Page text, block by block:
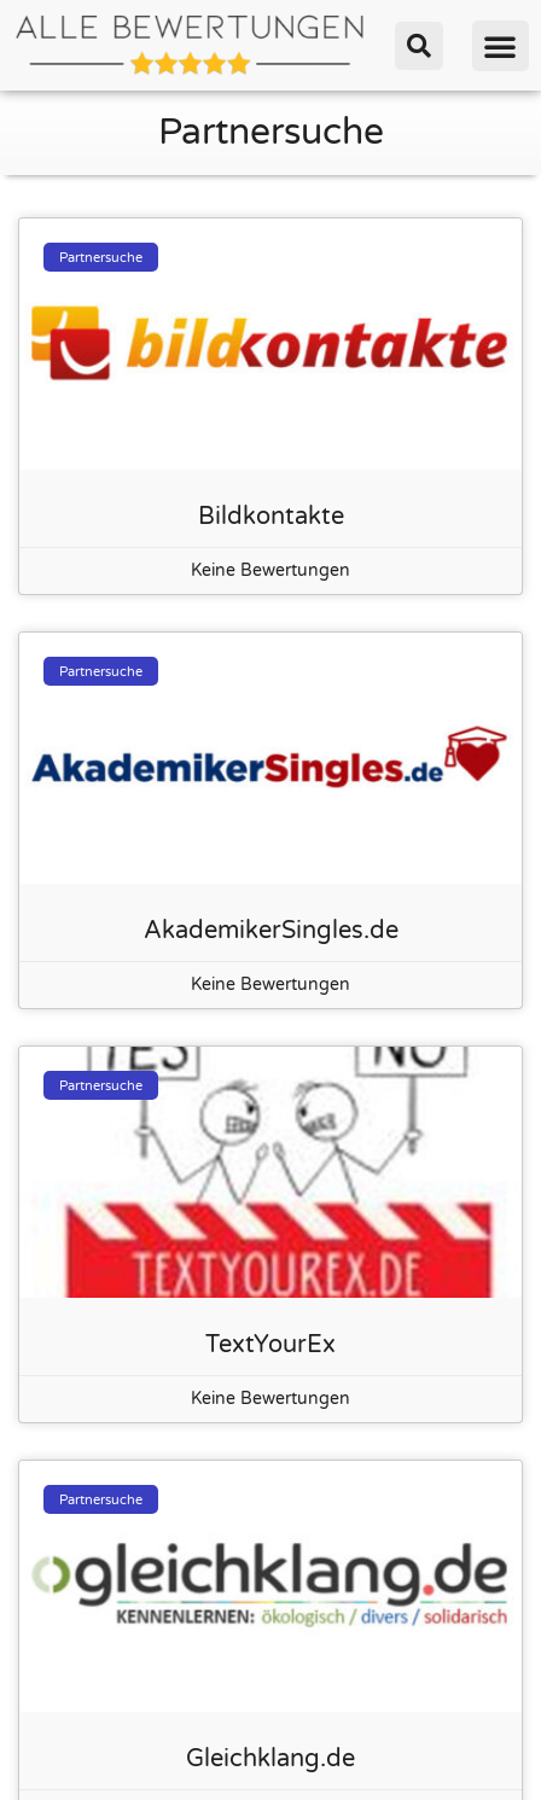
Partnersuche
Partnersuche
Bildkontakte
Keine Bewertungen
Partnersuche
AkademikerSingles.de
Keine Bewertungen
Partnersuche
TextYourEx
Keine Bewertungen
Partnersuche
Gleichklang.de